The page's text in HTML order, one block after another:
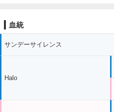
血統
サンデーサイレンス
Halo